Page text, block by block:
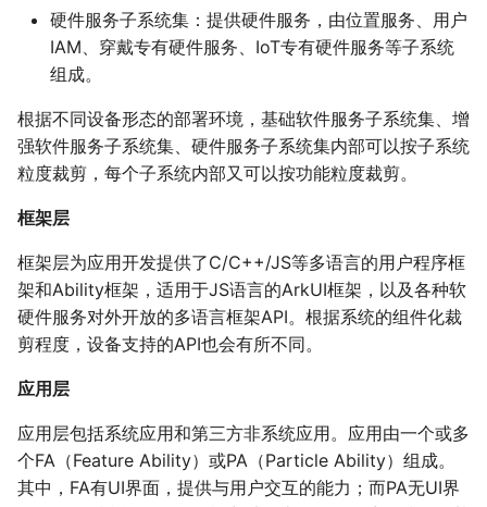
硬件服务子系统集：提供硬件服务，由位置服务、用户
IAM、穿戴专有硬件服务、IoT专有硬件服务等子系统
组成。
根据不同设备形态的部署环境，基础软件服务子系统集、增
强软件服务子系统集、硬件服务子系统集内部可以按子系统
粒度裁剪，每个子系统内部又可以按功能粒度裁剪。
框架层
框架层为应用开发提供了C/C++/JS等多语言的用户程序框
架和Ability框架，适用于JS语言的ArkUI框架，以及各种软
硬件服务对外开放的多语言框架API。根据系统的组件化裁
剪程度，设备支持的API也会有所不同。
应用层
应用层包括系统应用和第三方非系统应用。应用由一个或多
个FA（Feature Ability）或PA（Particle Ability）组成。
其中，FA有UI界面，提供与用户交互的能力；而PA无UI界